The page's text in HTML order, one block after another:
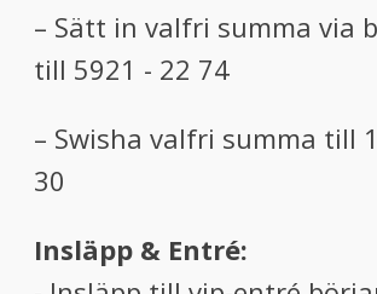
– Sätt in valfri summa via
till 5921 - 22 74
– Swisha valfri summa till
30
Insläpp & Entré: